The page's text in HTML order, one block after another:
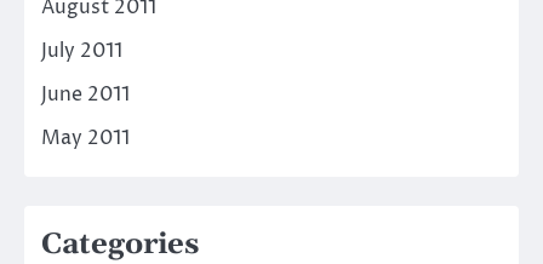
August 2011
July 2011
June 2011
May 2011
Categories